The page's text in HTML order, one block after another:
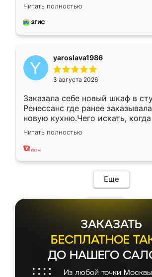
недели кухня была уже готова.
довольны работой. Спасибо
мебель за качественную работу!
Читать полностью
yaroslava1986
3 августа 2026
Заказала себе новый шкаф в
Ренессанс где ранее
новую кухню.Чего искать,
вполне довольна. Служит кухня
два года, нареканий нет.
Читать полностью
Еще
ЗАКАЗАТЬ
БЕСПЛАТНОЕ
ДО НАШЕГО
Из любой точки